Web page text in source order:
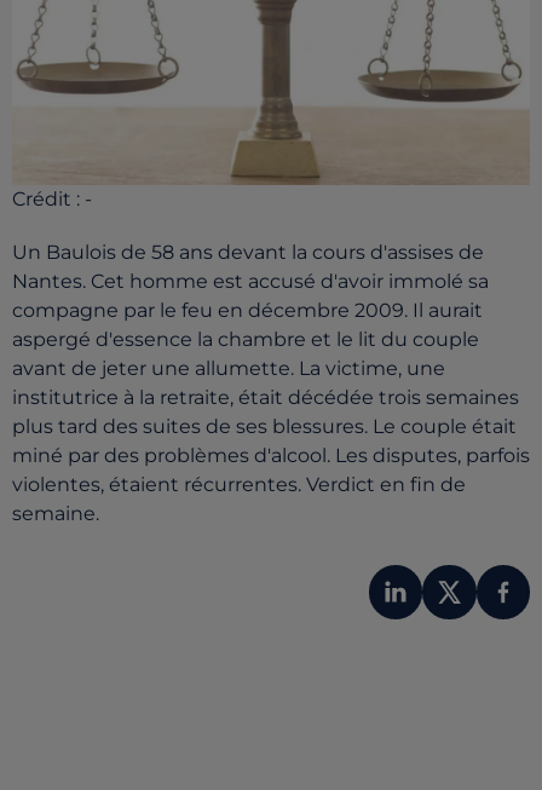
Crédit : -
Un Baulois de 58 ans devant la cours d'assises de
Nantes. Cet homme est accusé d'avoir immolé sa
compagne par le feu en décembre 2009. Il aurait
aspergé d'essence la chambre et le lit du couple
avant de jeter une allumette. La victime, une
institutrice à la retraite, était décédée trois semaines
plus tard des suites de ses blessures. Le couple était
miné par des problèmes d'alcool. Les disputes, parfois
violentes, étaient récurrentes. Verdict en fin de
semaine.